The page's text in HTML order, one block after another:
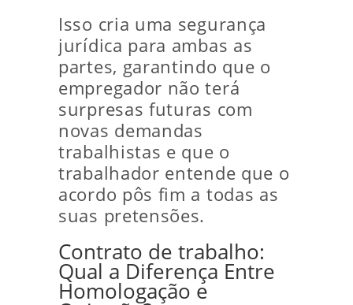
Isso cria uma segurança
jurídica para ambas as
partes, garantindo que o
empregador não terá
surpresas futuras com
novas demandas
trabalhistas e que o
trabalhador entende que o
acordo pôs fim a todas as
suas pretensões.
Contrato de trabalho:
Qual a Diferença Entre
Homologação e